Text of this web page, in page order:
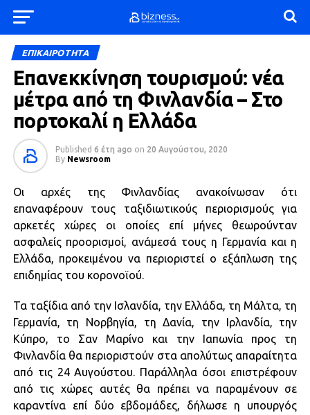
ΕΠΙΚΑΙΡΟΤΗΤΑ
Επανεκκίνηση τουρισμού: νέα
μέτρα από τη Φινλανδία – Στο
πορτοκαλί η Ελλάδα
Published 6 έτη ago on 20 Αυγούστου, 2020
By Newsroom
Οι αρχές της Φινλανδίας ανακοίνωσαν ότι
επαναφέρουν τους ταξιδιωτικούς περιορισμούς για
αρκετές χώρες οι οποίες επί μήνες θεωρούνταν
ασφαλείς προορισμοί, ανάμεσά τους η Γερμανία και η
Ελλάδα, προκειμένου να περιοριστεί ο εξάπλωση της
επιδημίας του κορονοϊού.
Τα ταξίδια από την Ισλανδία, την Ελλάδα, τη Μάλτα, τη
Γερμανία, τη Νορβηγία, τη Δανία, την Ιρλανδία, την
Κύπρο, το Σαν Μαρίνο και την Ιαπωνία προς τη
Φινλανδία θα περιοριστούν στα απολύτως απαραίτητα
από τις 24 Αυγούστου. Παράλληλα όσοι επιστρέφουν
από τις χώρες αυτές θα πρέπει να παραμένουν σε
καραντίνα επί δύο εβδομάδες, δήλωσε η υπουργός